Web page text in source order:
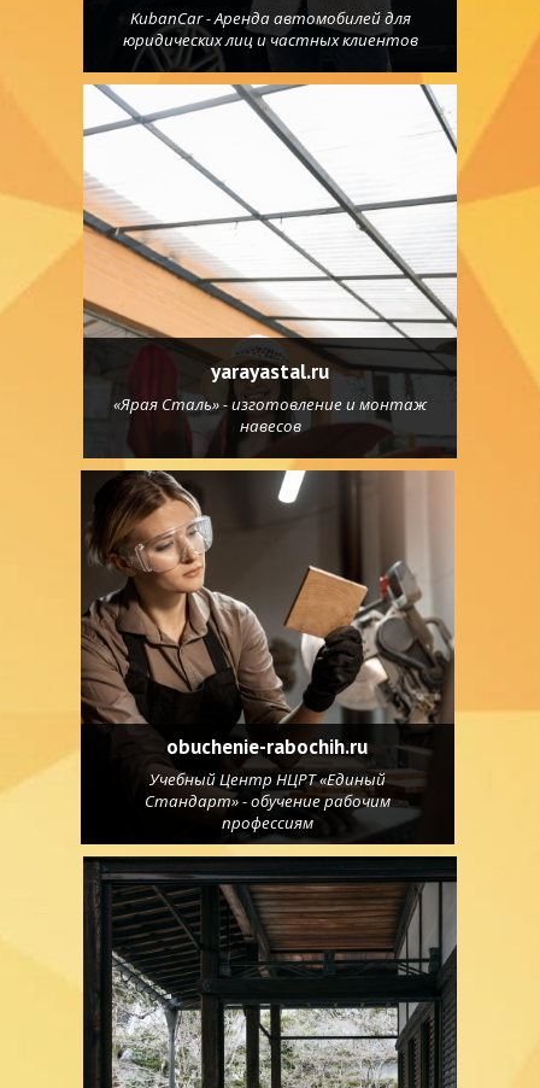
KubanCar - Аренда автомобилей для
юридических лиц и частных клиентов
yarayastal.ru
«Ярая Сталь» - изготовление и монтаж
навесов
obuchenie-rabochih.ru
Учебный Центр НЦРТ «Единый
Стандарт» - обучение рабочим
профессиям